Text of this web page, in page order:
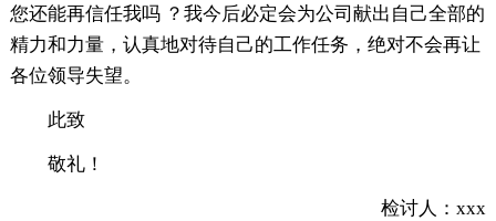
您还能再信任我吗 ？我今后必定会为公司献出自己全部的
精力和力量，认真地对待自己的工作任务，绝对不会再让
各位领导失望。
此致
敬礼！
检讨人：xxx